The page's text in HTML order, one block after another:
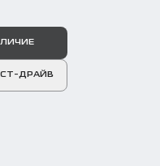
ДРАЙВ